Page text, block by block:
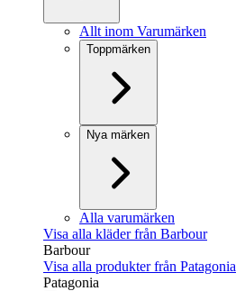
Allt inom Varumärken
Toppmärken
Nya märken
Alla varumärken
Visa alla kläder från Barbour
Barbour
Visa alla produkter från Patagonia
Patagonia